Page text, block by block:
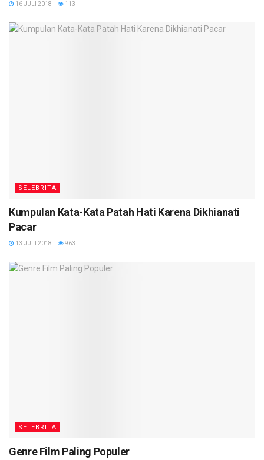
16 JULI 2018 113
SELEBRITA
Kumpulan Kata-Kata Patah Hati Karena Dikhianati
Pacar
13 JULI 2018 963
SELEBRITA
Genre Film Paling Populer